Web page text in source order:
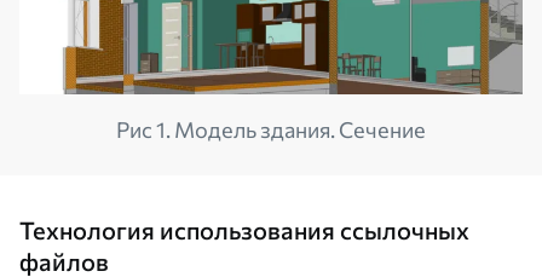
Рис 1. Модель здания. Сечение
Технология использования ссылочных
файлов